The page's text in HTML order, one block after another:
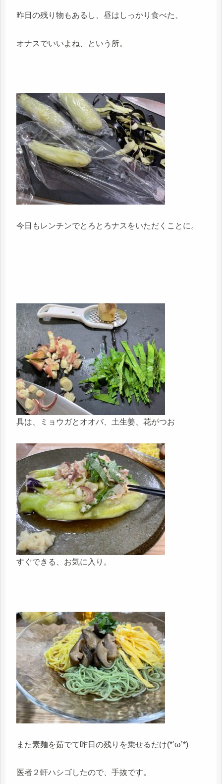
昨日の残り物もあるし、昼はしっかり食べた、
オナスでいいよね、という所。
今日もレンチンでとろとろナスをいただくことに。
具は、ミョウガとオオバ、土生姜、花がつお
すぐできる、お気に入り。
また素麺を茹でて昨日の残りを乗せるだけ(*’ω’*)
医者２軒ハシゴしたので、手抜です。